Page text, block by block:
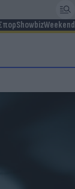
ShowbizWeekend